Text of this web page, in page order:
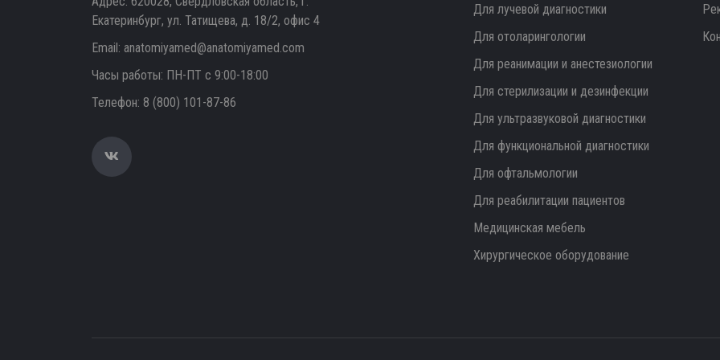
Екатеринбург, ул. Татищева, д. 18/2, офис 4
Email: anatomiyamed@anatomiyamed.com
Часы работы: ПН-ПТ с 9:00-18:00
Телефон: 8 (800) 101-87-86
Для лучевой диагностики
Для отоларингологии
Для реанимации и анестезиологии
Для стерилизации и дезинфекции
Для ультразвуковой диагностики
Для функциональной диагностики
Для офтальмологии
Для реабилитации пациентов
Медицинская мебель
Хирургическое оборудование